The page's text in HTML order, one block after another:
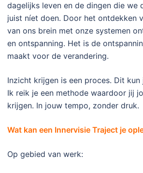
dagelijks leven en de dingen die we
juist níet doen. Door het ontdekken
van ons brein met onze systemen
en ontspanning. Het is de
maakt voor de verandering.
Inzicht krijgen is een proces. Dit
Ik reik je een methode waardoor jij
krijgen. In jouw tempo, zonder druk.
Wat kan een Innervisie Traject je
Op gebied van werk: